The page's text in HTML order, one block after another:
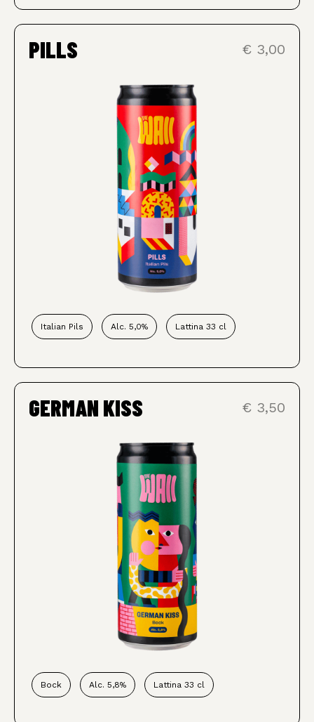
PILLS € 3,00
Italian Pils Alc. 5,0% Lattina 33 cl
GERMAN KISS € 3,50
Bock Alc. 5,8% Lattina 33 cl